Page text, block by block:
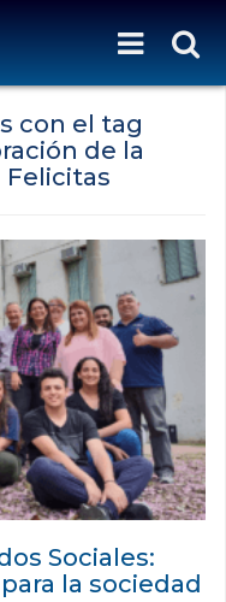
con el tag
de la
Felicitas
Sociales:
la sociedad